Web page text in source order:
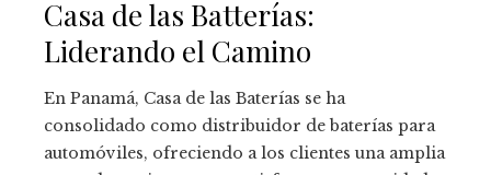
Casa de las Batterías:
Liderando el Camino
En Panamá, Casa de las Baterías se ha
consolidado como distribuidor de baterías para
automóviles, ofreciendo a los clientes una amplia